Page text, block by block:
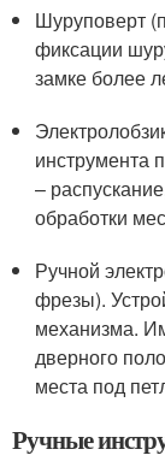
Шуруповерт
фиксации
замке более
инструмента
–
обработки
Ручной
фрезы).
механизма.
дверного
места под
Ручные